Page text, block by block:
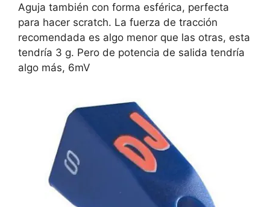
Aguja también con forma esférica, perfecta
para hacer scratch. La fuerza de tracción
recomendada es algo menor que las otras, esta
tendría 3 g. Pero de potencia de salida tendría
algo más, 6mV